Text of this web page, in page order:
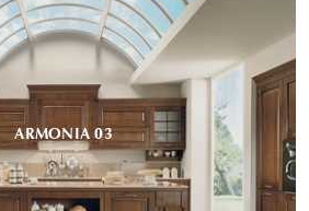
ARMONIA 03